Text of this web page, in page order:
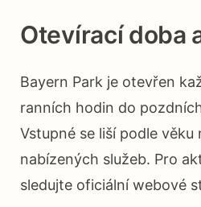
Otevírací doba
Bayern Park je otevřen
ranních hodin do
Vstupné se liší podle věku
nabízených služeb. Pro
sledujte oficiální webové